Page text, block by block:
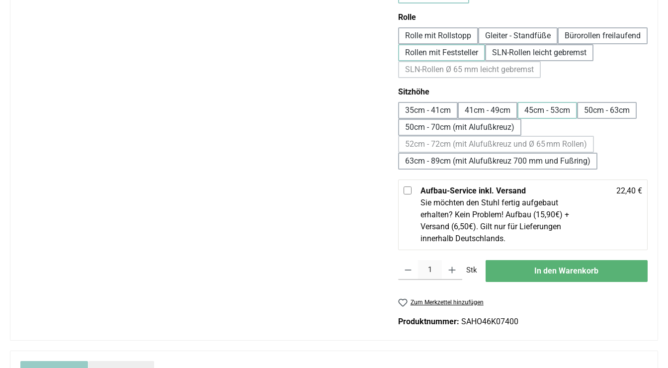
Rolleauswählen
Rolle mit Rollstopp
Gleiter - Standfüße
Bürorollen freilaufend
Rollen mit Feststeller
SLN-Rollen leicht gebremst
SLN-Rollen Ø 65 mm leicht gebremst
(Diese Option ist zurzeit nicht verfügbar.)
Sitzhöheauswählen
35cm - 41cm
41cm - 49cm 45cm - 53cm
50cm - 63cm
50cm - 70cm (mit Alufußkreuz)
52cm - 72cm (mit Alufußkreuz und Ø 65 mm Rollen)
(Diese Option ist zurzeit nicht verfügbar.)
63cm - 89cm (mit Alufußkreuz 700 mm und Fußring)
Aufbau-Service inkl. Versand
Sie möchten den Stuhl fertig aufgebaut
erhalten? Kein Problem! Aufbau (15,90€) +
Versand (6,50€). Gilt nur für Lieferungen
innerhalb Deutschlands.
22,40 €
Stk In den Warenkorb
Zum Merkzettel hinzufügen
Produktnummer: SAHO46K07400